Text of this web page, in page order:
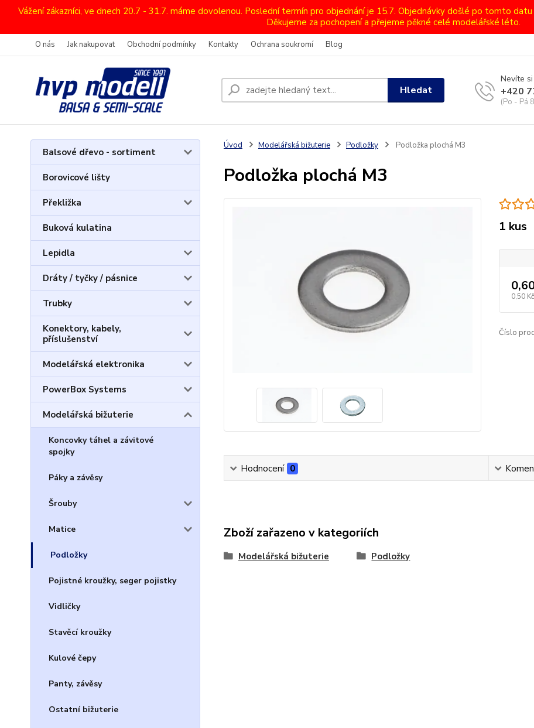
Vážení zákazníci, ve dnech 20.7 - 31.7. máme dovolenou. Poslední termín pro objednání je 15.7. Objednávky došlé po tomto
Děkujeme za pochopení a přejeme pěkné celé modelářské léto.
O nás Jak nakupovat Obchodní podmínky Kontakty Ochrana soukromí Blog
Hledat
Nevíte
+420
(Po - Pá
Balsové dřevo - sortiment
Borovicové lišty
Překližka
Buková kulatina
Lepidla
Dráty / tyčky / pásnice
Trubky
Konektory, kabely,
příslušenství
Modelářská elektronika
PowerBox Systems
Modelářská bižuterie
Koncovky táhel a závitové
spojky
Páky a závěsy
Šrouby
Matice
Podložky
Pojistné kroužky, seger pojistky
Vidličky
Stavěcí kroužky
Kulové čepy
Panty, závěsy
Ostatní bižuterie
Úvod Modelářská bižuterie Podložky Podložka plochá M3
Podložka plochá M3
1 kus
0,50 Kč
Číslo
Hodnocení 0
Zboží zařazeno v kategoriích
Modelářská bižuterie Podložky